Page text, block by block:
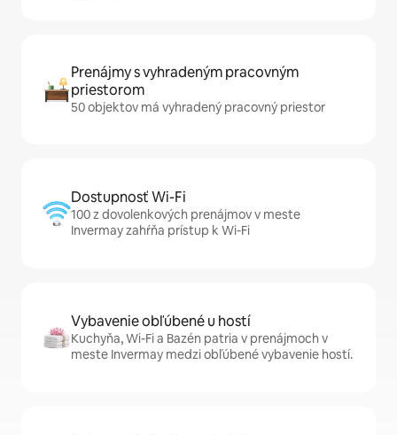
Prenájmy s vyhradeným pracovným
priestorom
50 objektov má vyhradený pracovný priestor
Dostupnosť Wi-Fi
100 z dovolenkových prenájmov v meste
Invermay zahŕňa prístup k Wi-Fi
Vybavenie obľúbené u hostí
Kuchyňa, Wi-Fi a Bazén patria v prenájmoch v
meste Invermay medzi obľúbené vybavenie hostí.